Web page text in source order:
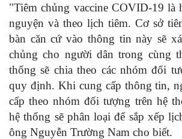
"Tiêm chủng vaccine COVID-19 là
nguyện và theo lịch tiêm. Cơ sở
bàn căn cứ vào thông tin này sẽ
chủng cho người dân trong cùng
thống sẽ chia theo các nhóm đối
quy định. Khi cung cấp thông tin,
cấp theo nhóm đối tượng trên hệ
hệ thống sẽ phân loại để sắp xếp
ông Nguyễn Trường Nam cho biết.